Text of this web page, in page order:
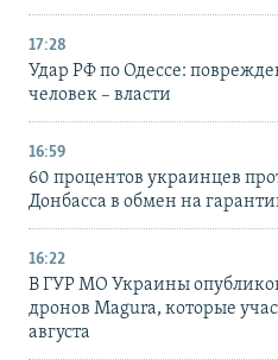
17:28
Удар РФ по Одессе:
человек – власти
16:59
60 процентов украинцев
Донбасса в обмен на
16:22
В ГУР МО Украины
дронов Magura, которые
августа